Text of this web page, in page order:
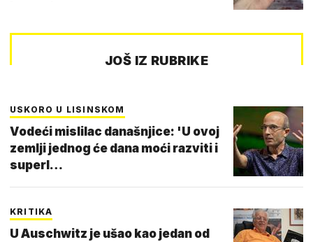
JOŠ IZ RUBRIKE
USKORO U LISINSKOM
Vodeći mislilac današnjice: 'U ovoj
zemlji jednog će dana moći razviti i
superl…
KRITIKA
U Auschwitz je ušao kao jedan od